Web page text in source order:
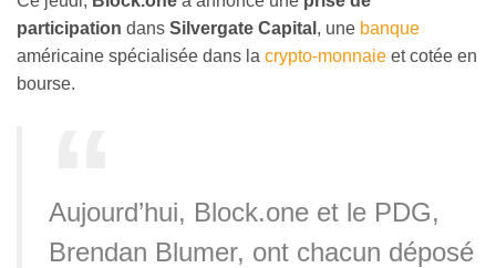
participation dans Silvergate Capital , une banque
américaine spécialisée dans la crypto-monnaie et cotée en
bourse.
Aujourd’hui, Block.one et le PDG,
Brendan Blumer, ont chacun déposé